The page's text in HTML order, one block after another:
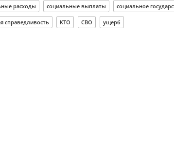
расходы социальные выплаты социальное
справедливость КТО СВО ущерб